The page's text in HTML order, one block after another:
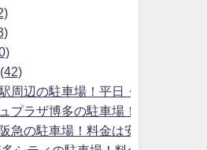
周辺の駐車場！平日・土日で最大
プラザ博多の駐車場！料金は安い
急の駐車場！料金は安い？無料割